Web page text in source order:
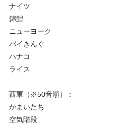
ナイツ
錦鯉
ニューヨーク
バイきんぐ
ハナコ
ライス
西軍（※50音順）：
かまいたち
空気階段